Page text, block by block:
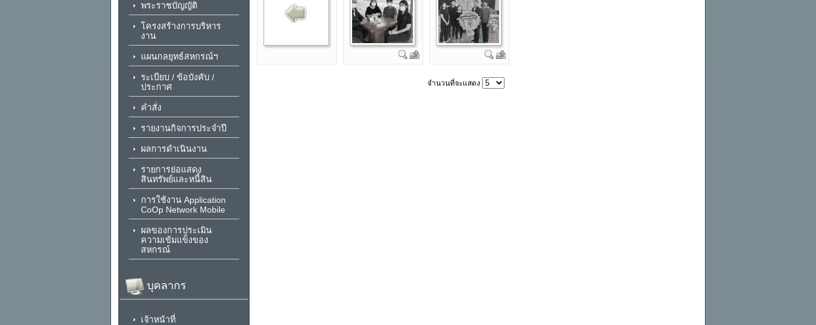
จำนวนที่จะแสดง
พระราชบัญญัติ
โครงสร้างการบริหาร
งาน
แผนกลยุทธ์สหกรณ์ฯ
ระเบียบ / ข้อบังคับ /
ประกาศ
คำสั่ง
รายงานกิจการประจำปี
ผลการดำเนินงาน
รายการย่อแสดง
สินทรัพย์และหนี้สิน
การใช้งาน Application
CoOp Network Mobile
ผลของการประเมิน
ความเข้มแข็งของ
สหกรณ์
บุคลากร
เจ้าหน้าที่